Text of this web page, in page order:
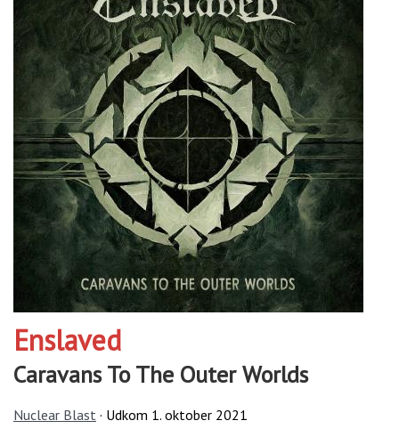
Enslaved
Caravans To The Outer Worlds
Nuclear Blast · Udkom 1. oktober 2021